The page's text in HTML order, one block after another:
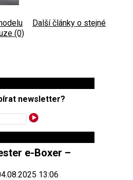
Další články o stejné
(0)
newsletter?
e-Boxer –
13:06